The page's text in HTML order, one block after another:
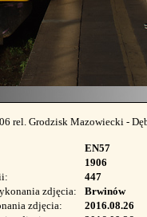
rel. Grodzisk Mazowiecki -
EN57
1906
447
zdjęcia:
Brwinów
zdjęcia:
2016.08.26